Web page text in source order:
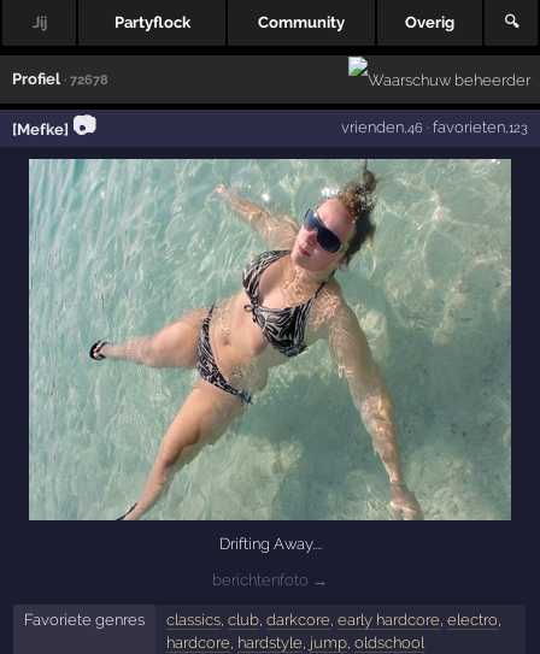
Jij Partyflock Community Overig 🔍
Profiel · 72678
[Mefke] 📷 vrienden,46 · favorieten,123
Drifting Away....
berichtenfoto →
Favoriete genres classics, club, darkcore early hardcore electro,
hardcore hardstyle jump, oldschool